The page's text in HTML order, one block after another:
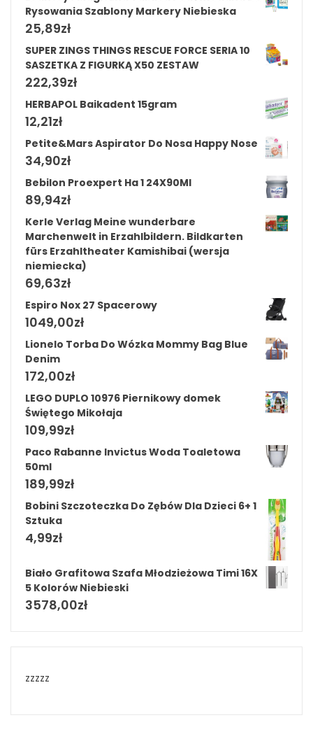
Rysowania Szablony Markery Niebieska
25,89zł
SUPER ZINGS THINGS RESCUE FORCE SERIA 10
SASZETKA Z FIGURKĄ X50 ZESTAW
222,39zł
HERBAPOL Baikadent 15gram
12,21zł
Petite&Mars Aspirator Do Nosa Happy Nose
34,90zł
Bebilon Proexpert Ha 1 24X90Ml
89,94zł
Kerle Verlag Meine wunderbare
Marchenwelt in Erzahlbildern. Bildkarten
fürs Erzahltheater Kamishibai (wersja
niemiecka)
69,63zł
Espiro Nox 27 Spacerowy
1049,00zł
Lionelo Torba Do Wózka Mommy Bag Blue
Denim
172,00zł
LEGO DUPLO 10976 Piernikowy domek
Świętego Mikołaja
109,99zł
Paco Rabanne Invictus Woda Toaletowa
50ml
189,99zł
Bobini Szczoteczka Do Zębów Dla Dzieci 6+ 1
Sztuka
4,99zł
Biało Grafitowa Szafa Młodzieżowa Timi 16X
5 Kolorów Niebieski
3578,00zł
zzzzz